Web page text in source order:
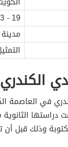
19 - 3 - 1987م
الكندري
أكلمت دراستها
وذلك قبل